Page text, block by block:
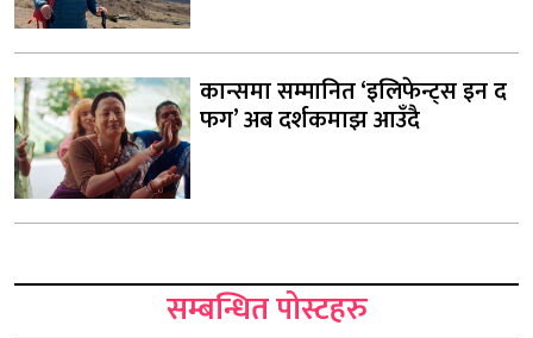
कान्समा सम्मानित ‘इलिफेन्ट्स इन द
फग’ अब दर्शकमाझ आउँदै
सम्बन्धित पोस्टहरु